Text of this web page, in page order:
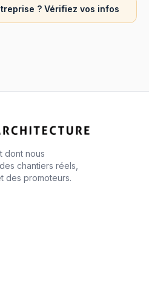
? Vérifiez vos infos
dont nous
chantiers réels,
des promoteurs.